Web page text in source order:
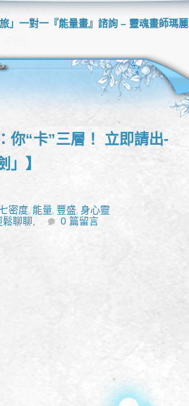
你“卡”三層！ 立即請出-
」】
密度, 能量, 豐盛, 身心靈
聊聊, 0 篇留言
旅」一對一『能量畫』諮詢 – 靈魂畫師瑪麗